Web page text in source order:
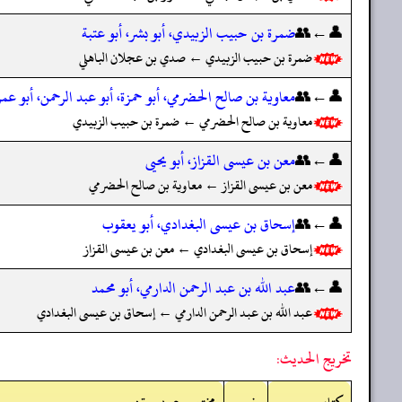
👤←👥ضمرة بن حبيب الزبيدي، أبو بشر، أبو عتبة
ضمرة بن حبيب الزبيدي ← صدي بن عجلان الباهلي
👤←👥معاوية بن صالح الحضرمي، أبو حمزة، أبو عبد الرحمن، أبو
معاوية بن صالح الحضرمي ← ضمرة بن حبيب الزبيدي
👤←👥معن بن عيسى القزاز، أبو يحيى
معن بن عيسى القزاز ← معاوية بن صالح الحضرمي
👤←👥إسحاق بن عيسى البغدادي، أبو يعقوب
إسحاق بن عيسى البغدادي ← معن بن عيسى القزاز
👤←👥عبد الله بن عبد الرحمن الدارمي، أبو محمد
عبد الله بن عبد الرحمن الدارمي ← إسحاق بن عيسى البغدادي
تخريج الحديث: